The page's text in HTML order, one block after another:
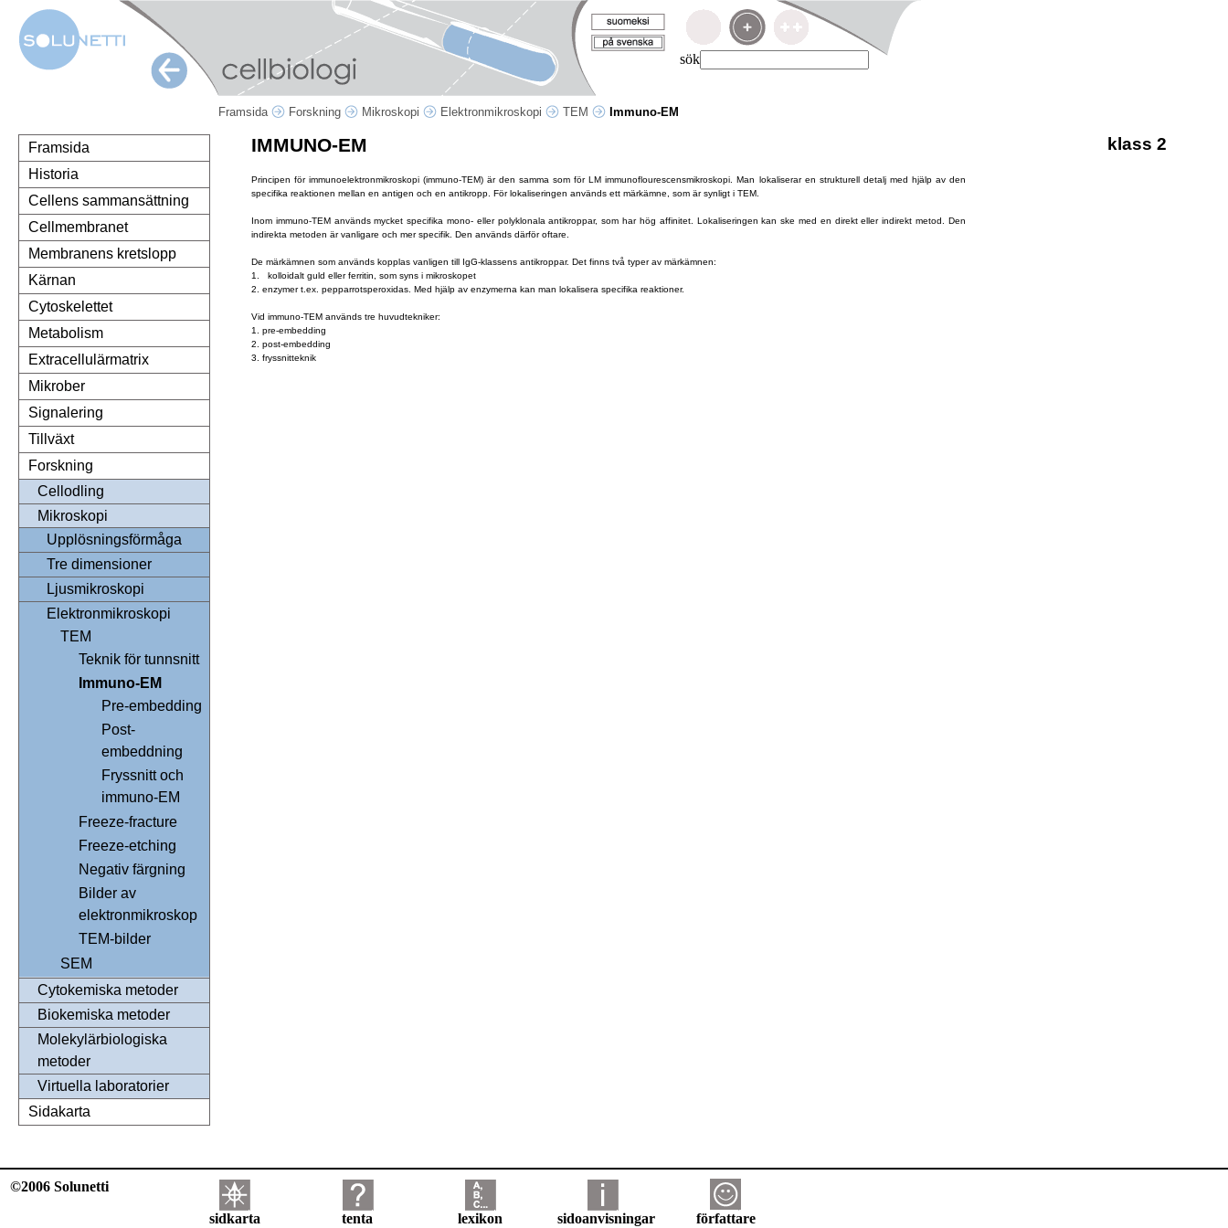
sök
Framsida Forskning Mikroskopi Elektronmikroskopi TEM Immuno-EM
Framsida
Historia
Cellens sammansättning
Cellmembranet
Membranens kretslopp
Kärnan
Cytoskelettet
Metabolism
Extracellulärmatrix
Mikrober
Signalering
Tillväxt
Forskning
Cellodling
Mikroskopi
Upplösningsförmåga
Tre dimensioner
Ljusmikroskopi
Elektronmikroskopi
TEM
Teknik för tunnsnitt
Immuno-EM
Pre-embedding
Post-
embeddning
Fryssnitt och
immuno-EM
Freeze-fracture
Freeze-etching
Negativ färgning
Bilder av
elektronmikroskop
TEM-bilder
SEM
Cytokemiska metoder
Biokemiska metoder
Molekylärbiologiska
metoder
Virtuella laboratorier
Sidakarta
klass 2
IMMUNO-EM
Principen för immunoelektronmikroskopi (immuno-TEM) är den samma som för LM immunoflourescensmikroskopi. Man lokaliserar en strukturell detalj med hjälp av den
specifika reaktionen mellan en antigen och en antikropp. För lokaliseringen används ett märkämne, som är synligt i TEM.
Inom immuno-TEM används mycket specifika mono- eller polyklonala antikroppar, som har hög affinitet. Lokaliseringen kan ske med en direkt eller indirekt metod. Den
indirekta metoden är vanligare och mer specifik. Den används därför oftare.
De märkämnen som används kopplas vanligen till IgG-klassens antikroppar. Det finns två typer av märkämnen:
1. kolloidalt guld eller ferritin, som syns i mikroskopet
2. enzymer t.ex. pepparrotsperoxidas. Med hjälp av enzymerna kan man lokalisera specifika reaktioner.
Vid immuno-TEM används tre huvudtekniker:
1. pre-embedding
2. post-embedding
3. fryssnitteknik
©2006 Solunetti
sidkarta tenta lexikon sidoanvisningar författare